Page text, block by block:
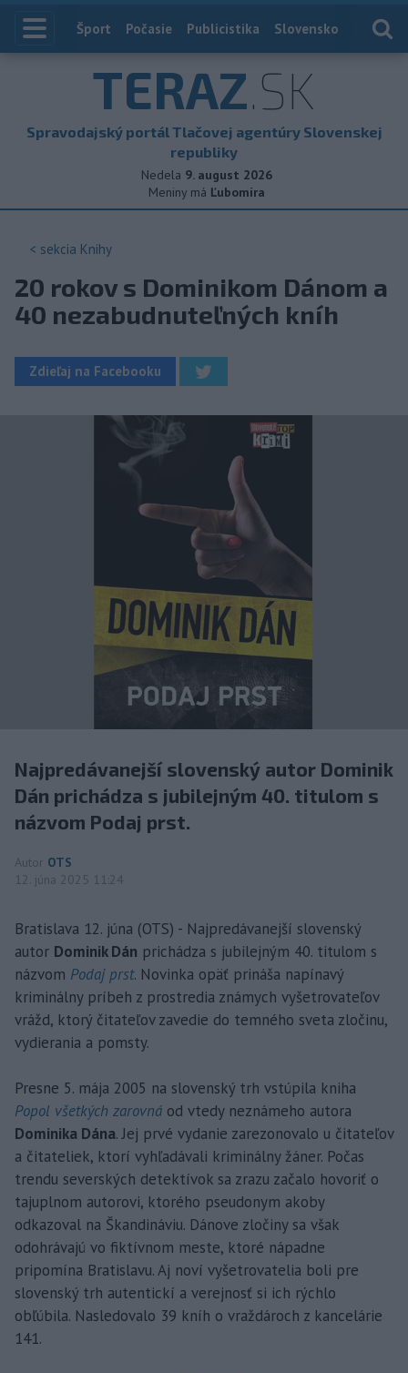
Index
Šport Počasie Publicistika Slovensko
TERAZ.SK
Spravodajský portál Tlačovej agentúry Slovenskej
republiky
Nedela 9. august 2026
Meniny má Ľubomíra
< sekcia Knihy
20 rokov s Dominikom Dánom a
40 nezabudnuteľných kníh
Zdieľaj na Facebooku
Najpredávanejší slovenský autor Dominik
Dán prichádza s jubilejným 40. titulom s
názvom Podaj prst.
Autor OTS
12. júna 2025 11:24
Bratislava 12. júna (OTS) - Najpredávanejší slovenský
autor Dominik Dán prichádza s jubilejným 40. titulom s
názvom Podaj prst. Novinka opäť prináša napínavý
kriminálny príbeh z prostredia známych vyšetrovateľov
vrážd, ktorý čitateľov zavedie do temného sveta zločinu,
vydierania a pomsty.
Presne 5. mája 2005 na slovenský trh vstúpila kniha
Popol všetkých zarovná od vtedy neznámeho autora
Dominika Dána. Jej prvé vydanie zarezonovalo u čitateľov
a čitateliek, ktorí vyhľadávali kriminálny žáner. Počas
trendu severských detektívok sa zrazu začalo hovoriť o
tajuplnom autorovi, ktorého pseudonym akoby
odkazoval na Škandináviu. Dánove zločiny sa však
odohrávajú vo fiktívnom meste, ktoré nápadne
pripomína Bratislavu. Aj noví vyšetrovatelia boli pre
slovenský trh autentickí a verejnosť si ich rýchlo
obľúbila. Nasledovalo 39 kníh o vraždároch z kancelárie
141.